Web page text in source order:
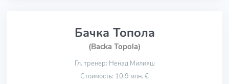
Бачка Топола
(Backa Topola)
Гл. тренер: Ненад Милияш
Стоимость: 10.9 млн. €